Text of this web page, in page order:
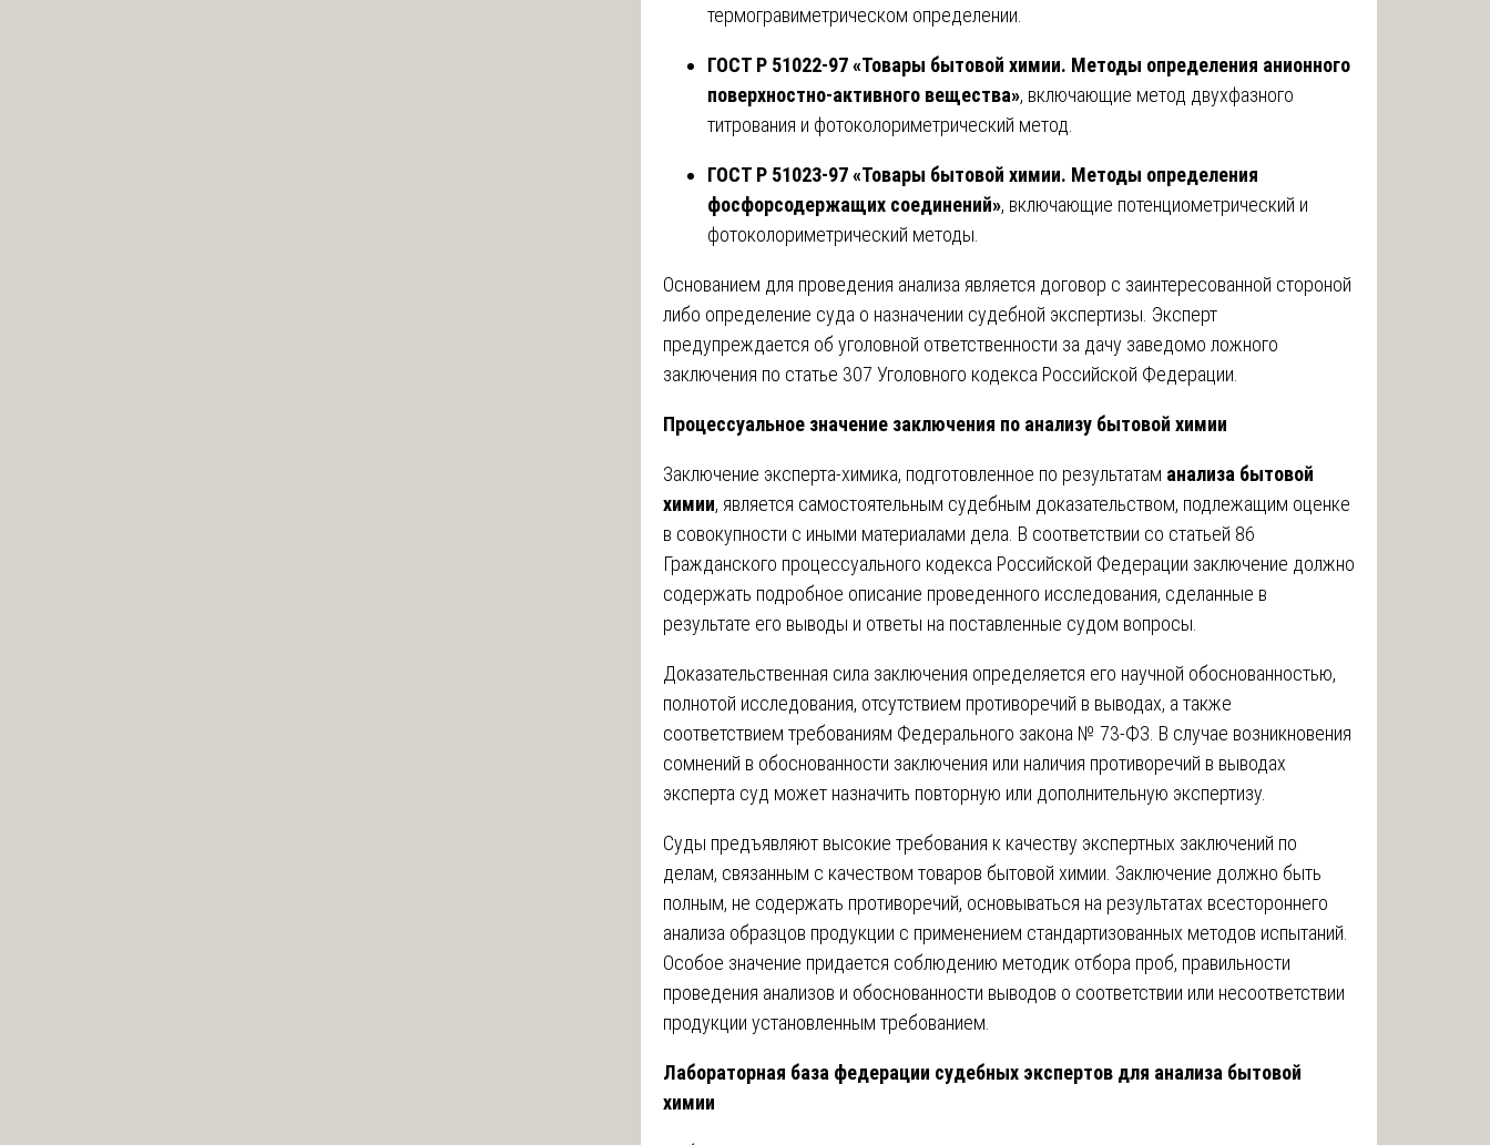
термогравиметрическом определении.
ГОСТ Р 51022-97 «Товары бытовой химии. Методы определения анионного
поверхностно-активного вещества», включающие метод двухфазного
титрования и фотоколориметрический метод.
ГОСТ Р 51023-97 «Товары бытовой химии. Методы определения
фосфорсодержащих соединений», включающие потенциометрический и
фотоколориметрический методы.
Основанием для проведения анализа является договор с заинтересованной стороной
либо определение суда о назначении судебной экспертизы. Эксперт
предупреждается об уголовной ответственности за дачу заведомо ложного
заключения по статье 307 Уголовного кодекса Российской Федерации.
Процессуальное значение заключения по анализу бытовой химии
Заключение эксперта-химика, подготовленное по результатам анализа бытовой
химии, является самостоятельным судебным доказательством, подлежащим оценке
в совокупности с иными материалами дела. В соответствии со статьей 86
Гражданского процессуального кодекса Российской Федерации заключение должно
содержать подробное описание проведенного исследования, сделанные в
результате его выводы и ответы на поставленные судом вопросы.
Доказательственная сила заключения определяется его научной обоснованностью,
полнотой исследования, отсутствием противоречий в выводах, а также
соответствием требованиям Федерального закона № 73-ФЗ. В случае возникновения
сомнений в обоснованности заключения или наличия противоречий в выводах
эксперта суд может назначить повторную или дополнительную экспертизу.
Суды предъявляют высокие требования к качеству экспертных заключений по
делам, связанным с качеством товаров бытовой химии. Заключение должно быть
полным, не содержать противоречий, основываться на результатах всестороннего
анализа образцов продукции с применением стандартизованных методов испытаний.
Особое значение придается соблюдению методик отбора проб, правильности
проведения анализов и обоснованности выводов о соответствии или несоответствии
продукции установленным требованием.
Лабораторная база федерации судебных экспертов для анализа бытовой
химии